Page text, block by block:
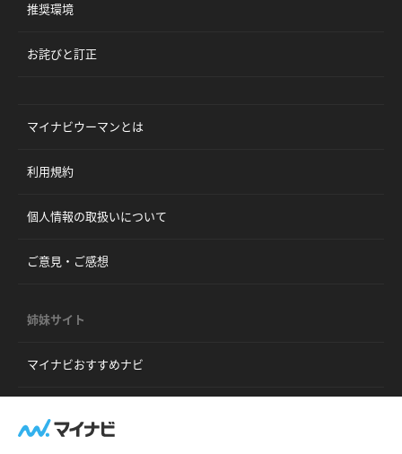
推奨環境
お詫びと訂正
マイナビウーマンとは
利用規約
個人情報の取扱いについて
ご意見・ご感想
姉妹サイト
マイナビおすすめナビ